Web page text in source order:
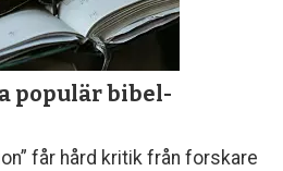
populär bibel­
får hård kritik från forskare